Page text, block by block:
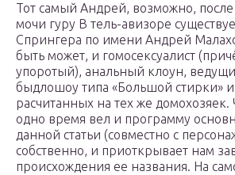
Тот самый Андрей, возможно,
мочи гуру В тель-авизоре
Спрингера по имени Андрей
быть может, и гомосексуалист
упоротый), анальный клоун,
быдлошоу типа «Большой стирки» и
расчитанных на тех же
одно время вел и программу
данной статьи (совместно с
собственно, и приоткрывает нам
происхождения ее названия. На